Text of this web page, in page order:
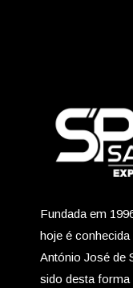
Fundada em
hoje é
António José de
sido desta forma